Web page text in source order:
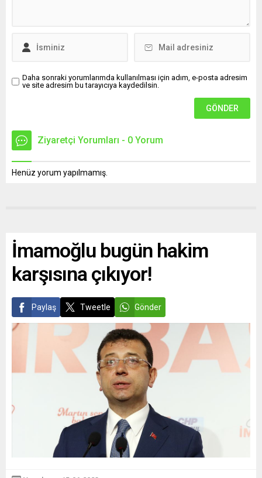
Daha sonraki yorumlarımda kullanılması için adım, e-posta adresim
ve site adresim bu tarayıcıya kaydedilsin.
Ziyaretçi Yorumları - 0 Yorum
Henüz yorum yapılmamış.
İmamoğlu bugün hakim
karşısına çıkıyor!
Paylaş Tweetle Gönder